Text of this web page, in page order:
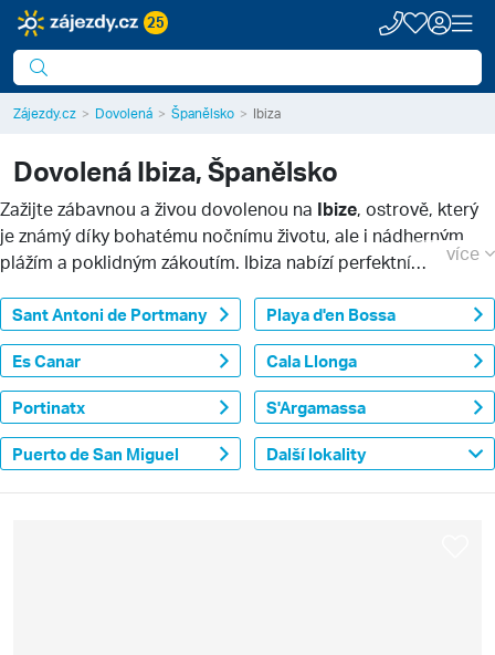
25
Zájezdy.cz Dovolená Španělsko Ibiza
Dovolená Ibiza, Španělsko
Zažijte zábavnou a živou dovolenou na Ibize, ostrově, který
je známý díky bohatému nočnímu životu, ale i nádherným
plážím a poklidným zákoutím. Ibiza nabízí perfektní
doplněné o malebná historická centra městeček. Ať už
hledáte dovolenou plnou vzrušení, nebo klidnější lokalitu pro
oddych, Ibiza je místem, které vás nezklame.
více
Sant Antoni de Portmany Playa d'en Bossa
Es Canar Cala Llonga
Portinatx S'Argamassa
Puerto de San Miguel Další lokality